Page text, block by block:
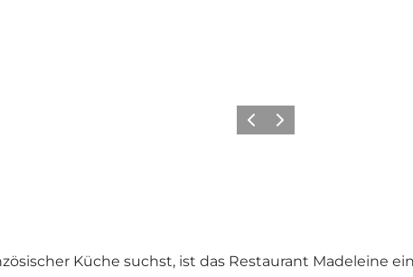
ZurückWeiter
Küche suchst, ist das Restaurant Madeleine